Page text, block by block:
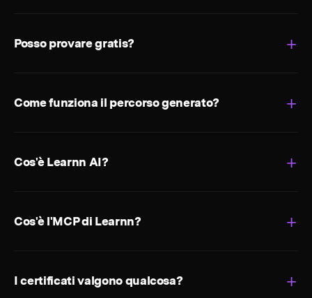
Posso provare gratis?
Come funziona il percorso generato?
Cos'è Learnn AI?
Cos'è l'MCP di Learnn?
I certificati valgono qualcosa?